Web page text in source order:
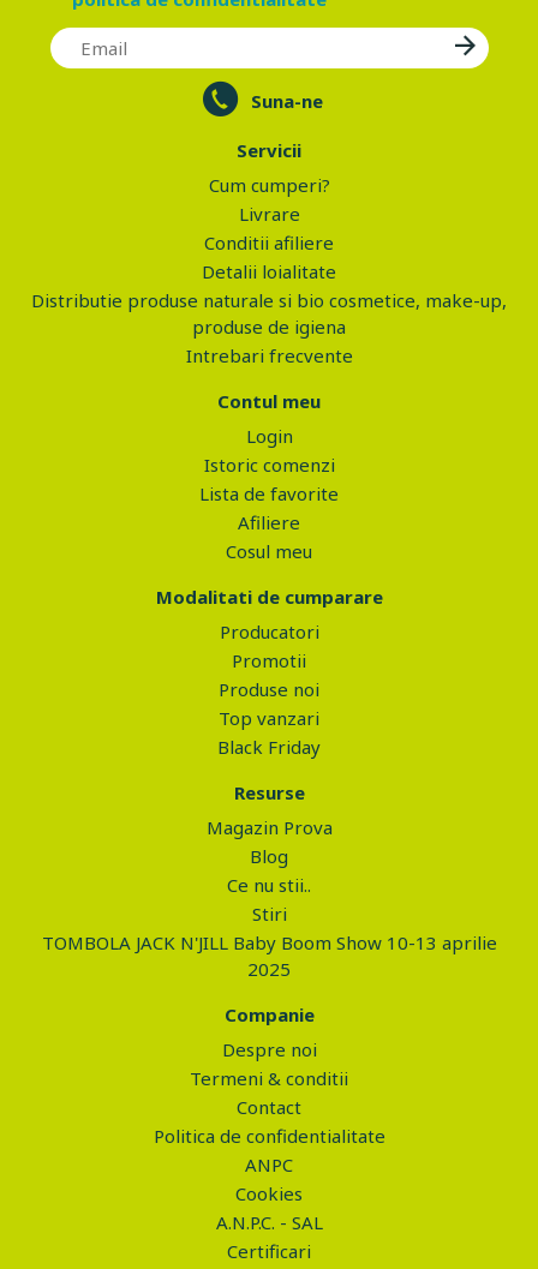
Suna-ne
Servicii
Cum cumperi?
Livrare
Conditii afiliere
Detalii loialitate
Distributie produse naturale si bio cosmetice, make-up,
produse de igiena
Intrebari frecvente
Contul meu
Login
Istoric comenzi
Lista de favorite
Afiliere
Cosul meu
Modalitati de cumparare
Producatori
Promotii
Produse noi
Top vanzari
Black Friday
Resurse
Magazin Prova
Blog
Ce nu stii..
Stiri
TOMBOLA JACK N'JILL Baby Boom Show 10-13 aprilie
2025
Companie
Despre noi
Termeni & conditii
Contact
Politica de confidentialitate
ANPC
Cookies
A.N.P.C. - SAL
Certificari